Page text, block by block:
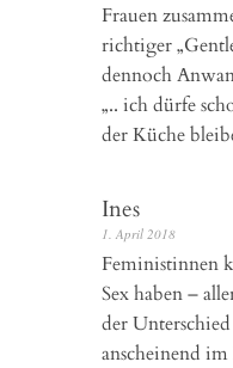
Frauen
richtiger
dennoch
„.. ich dürfe
der Küche
Ines
1. April 2018
Feministinnen
Sex haben –
der
anscheinend